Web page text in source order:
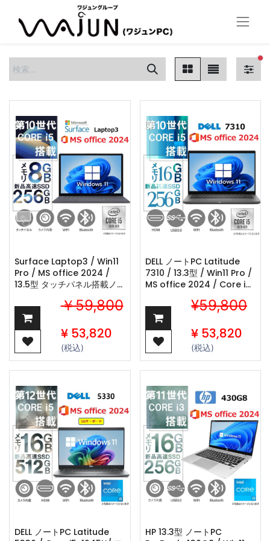
Surface Laptop3 / Win11
Pro / MS office 2024 /
13.5型 タッチパネル搭載ノ
1035G7/Webカメ
ラ/wifi/Bluetooth / 8GB /
256GB SSD / 中古整備品
￥59,800
¥ 53,820
(税込)
DELL ノートPC Latitude
7310 / 13.3型 / Win11 Pro /
MS office 2024 / Core i5-
ラ/wifi/Bluetooth/16GB
/256GB SSD/中古整備PC
¥59,800
¥ 53,820
(税込)
DELL ノートPC Latitude
HP 13.3型 ノートPC